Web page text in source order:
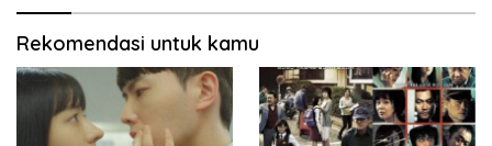
Rekomendasi untuk kamu